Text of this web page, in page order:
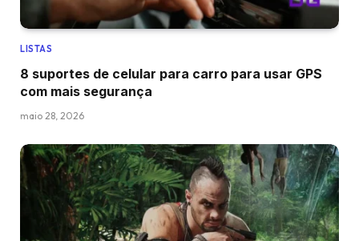
LISTAS
8 suportes de celular para carro para usar GPS
com mais segurança
maio 28, 2026